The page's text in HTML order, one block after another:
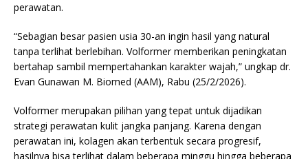
perawatan.
“Sebagian besar pasien usia 30-an ingin hasil yang natural
tanpa terlihat berlebihan. Volformer memberikan peningkatan
bertahap sambil mempertahankan karakter wajah,” ungkap dr.
Evan Gunawan M. Biomed (AAM), Rabu (25/2/2026).
Volformer merupakan pilihan yang tepat untuk dijadikan
strategi perawatan kulit jangka panjang. Karena dengan
perawatan ini, kolagen akan terbentuk secara progresif,
hasilnya bisa terlihat dalam beberapa minggu hingga beberapa